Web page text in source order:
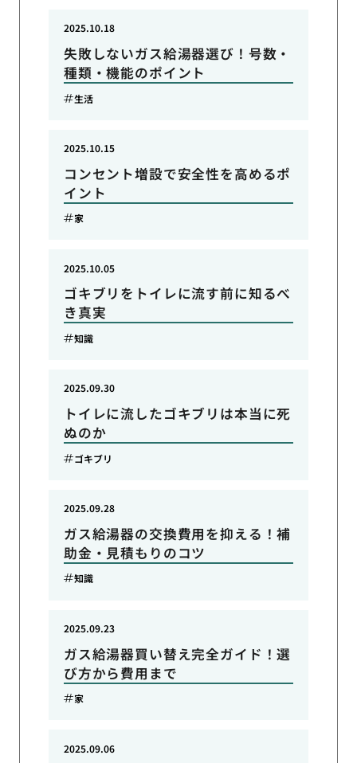
失敗しないガス給湯器選び！号数・
種類・機能のポイント
2025.10.18
生活
コンセント増設で安全性を高めるポ
イント
2025.10.15
家
ゴキブリをトイレに流す前に知るべ
き真実
2025.10.05
知識
トイレに流したゴキブリは本当に死
ぬのか
2025.09.30
ゴキブリ
ガス給湯器の交換費用を抑える！補
助金・見積もりのコツ
2025.09.28
知識
ガス給湯器買い替え完全ガイド！選
び方から費用まで
2025.09.23
家
2025.09.06